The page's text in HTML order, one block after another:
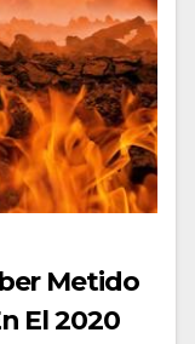
Metido
El 2020